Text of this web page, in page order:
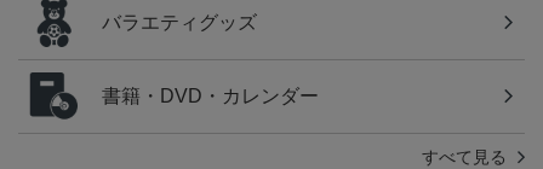
バラエティグッズ
書籍・DVD・カレンダー
すべて見る